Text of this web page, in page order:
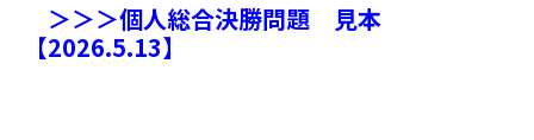
＞＞＞個人総合決勝問題 見本
【2026.5.13】